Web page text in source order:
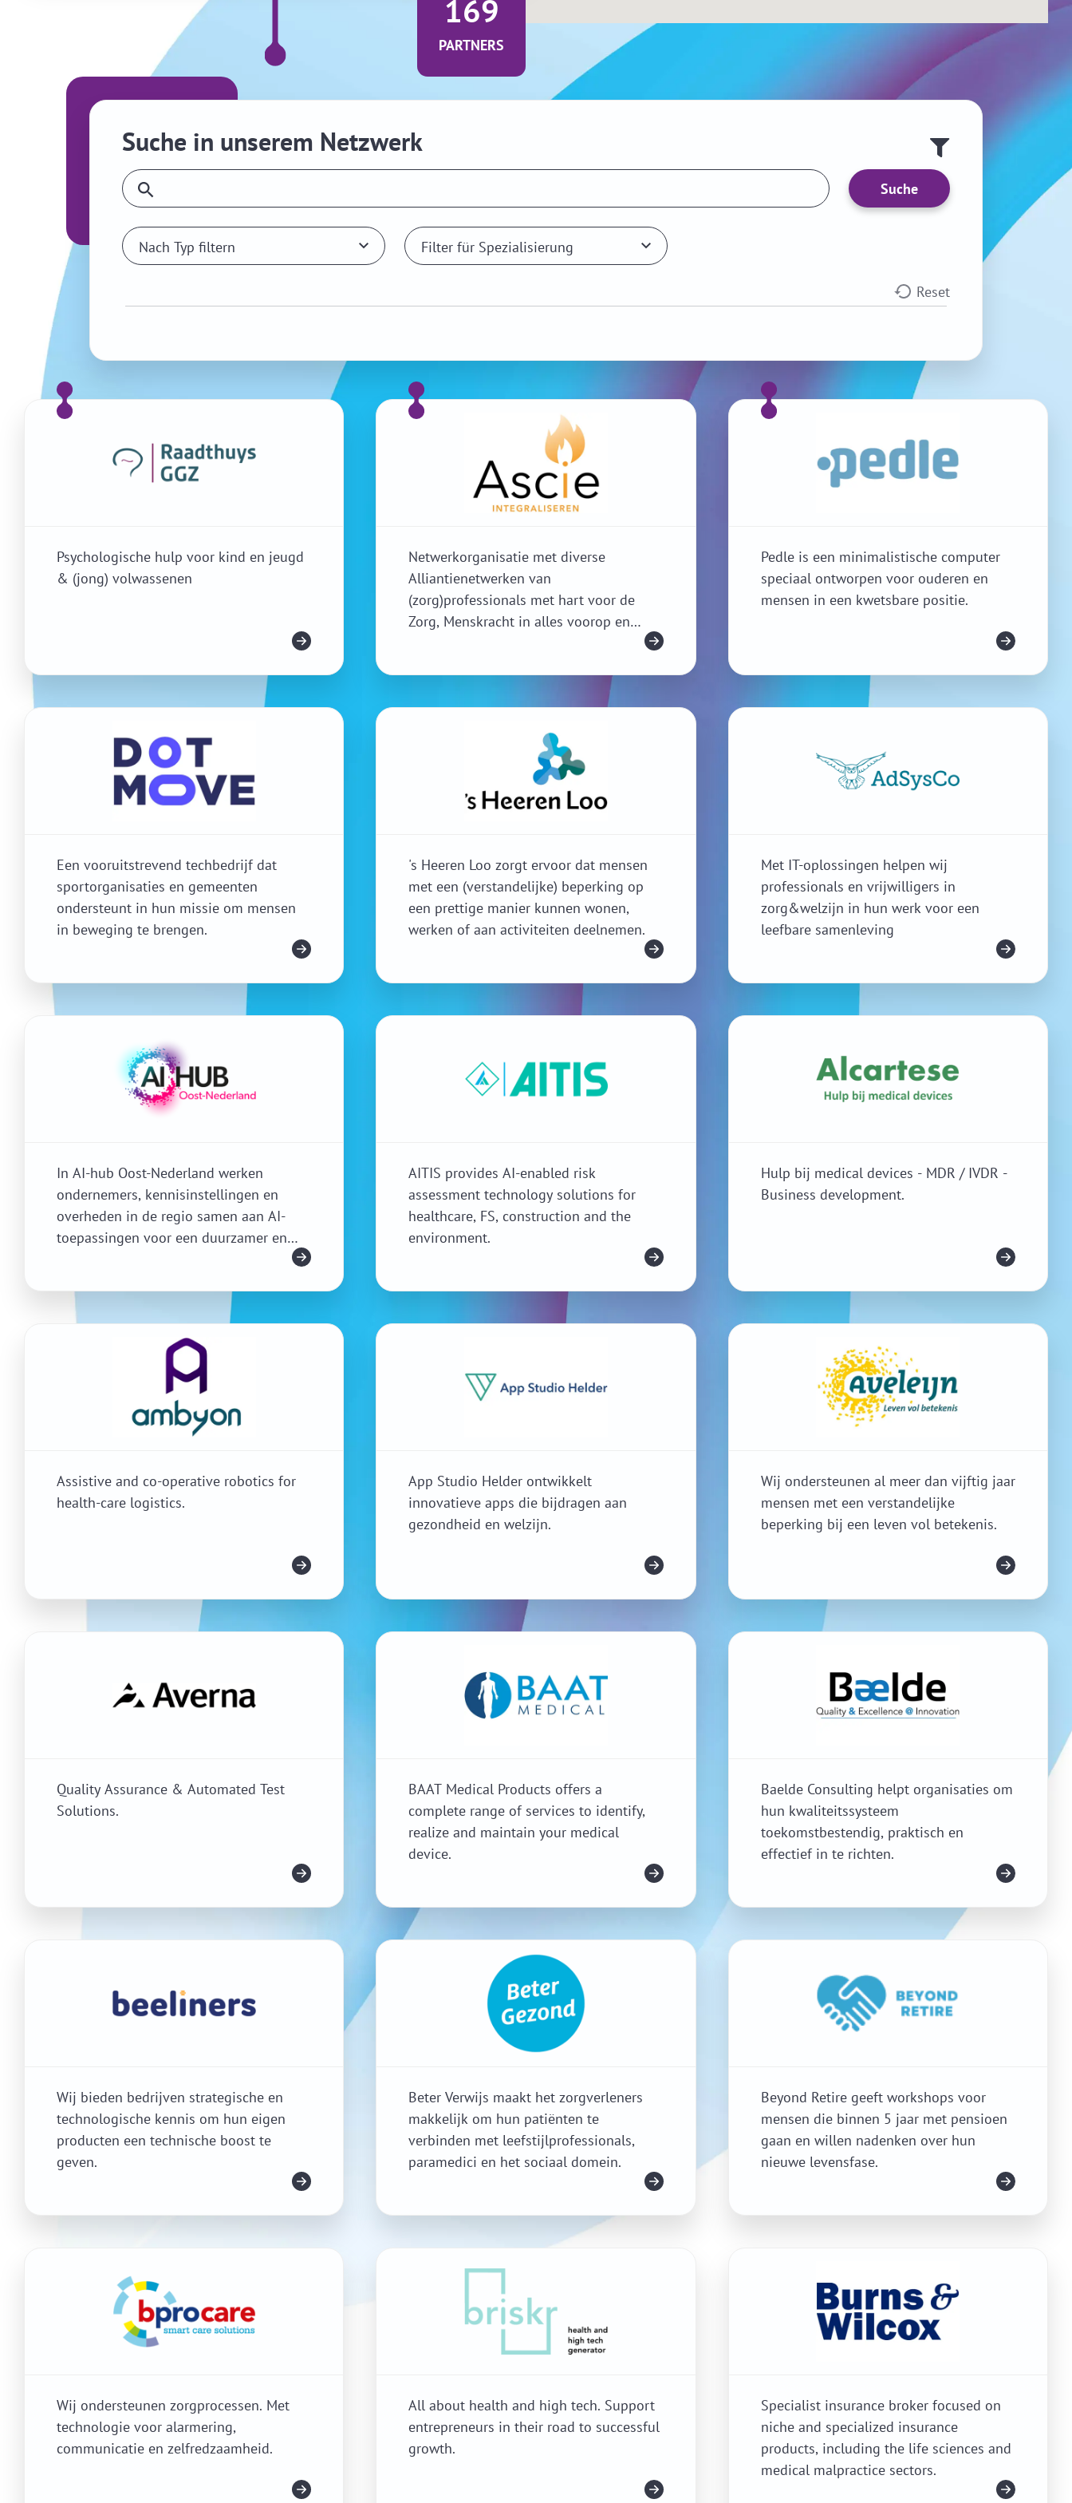
169
PARTNERS
Suche in unserem Netzwerk
Suche
Nach Typ filtern Filter für Spezialisierung
Reset
Psychologische hulp voor kind en jeugd
& (jong) volwassenen
Netwerkorganisatie met diverse
Alliantienetwerken van
(zorg)professionals met hart voor de
Zorg, Menskracht in alles voorop en
Pedle is een minimalistische computer
speciaal ontworpen voor ouderen en
mensen in een kwetsbare positie.
Een vooruitstrevend techbedrijf dat
sportorganisaties en gemeenten
ondersteunt in hun missie om mensen
in beweging te brengen.
's Heeren Loo zorgt ervoor dat mensen
met een (verstandelijke) beperking op
een prettige manier kunnen wonen,
werken of aan activiteiten deelnemen.
Met IT-oplossingen helpen wij
professionals en vrijwilligers in
zorg&welzijn in hun werk voor een
leefbare samenleving
In AI-hub Oost-Nederland werken
ondernemers, kennisinstellingen en
overheden in de regio samen aan AI-
toepassingen voor een duurzamer en
AITIS provides AI-enabled risk
assessment technology solutions for
healthcare, FS, construction and the
environment.
Hulp bij medical devices - MDR / IVDR -
Business development.
Assistive and co-operative robotics for
health-care logistics.
App Studio Helder ontwikkelt
innovatieve apps die bijdragen aan
gezondheid en welzijn.
Wij ondersteunen al meer dan vijftig jaar
mensen met een verstandelijke
beperking bij een leven vol betekenis.
Quality Assurance & Automated Test
Solutions.
BAAT Medical Products offers a
complete range of services to identify,
realize and maintain your medical
device.
Baelde Consulting helpt organisaties om
hun kwaliteitssysteem
toekomstbestendig, praktisch en
effectief in te richten.
Wij bieden bedrijven strategische en
technologische kennis om hun eigen
producten een technische boost te
geven.
Beter Verwijs maakt het zorgverleners
makkelijk om hun patiënten te
verbinden met leefstijlprofessionals,
paramedici en het sociaal domein.
Beyond Retire geeft workshops voor
mensen die binnen 5 jaar met pensioen
gaan en willen nadenken over hun
nieuwe levensfase.
Wij ondersteunen zorgprocessen. Met
technologie voor alarmering,
communicatie en zelfredzaamheid.
All about health and high tech. Support
entrepreneurs in their road to successful
growth.
Specialist insurance broker focused on
niche and specialized insurance
products, including the life sciences and
medical malpractice sectors.